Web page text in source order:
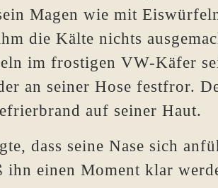
Magen wie mit
die Kälte nichts
im frostigen VW-Käfer
an seiner Hose festfror.
auf seiner Haut.
dass seine Nase sich
einen Moment klar